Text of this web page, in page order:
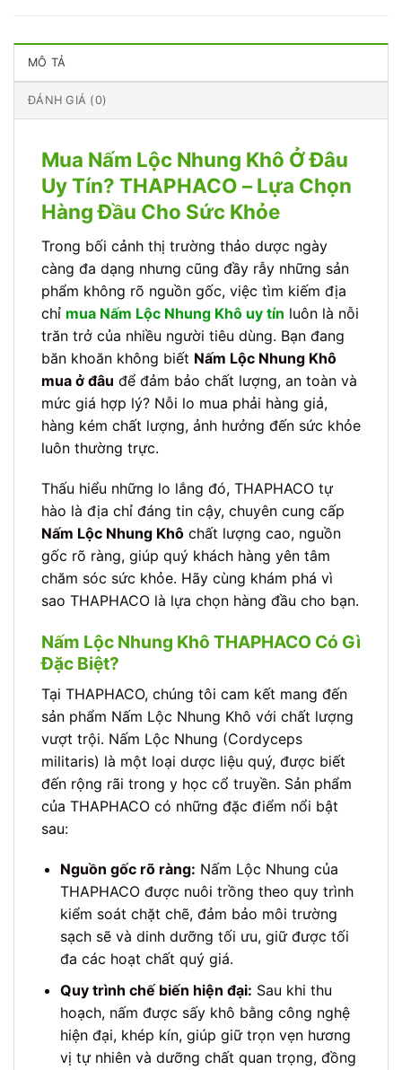
MÔ TẢ
ĐÁNH GIÁ (0)
Mua Nấm Lộc Nhung Khô Ở Đâu
Uy Tín? THAPHACO – Lựa Chọn
Hàng Đầu Cho Sức Khỏe
Trong bối cảnh thị trường thảo dược ngày
càng đa dạng nhưng cũng đầy rẫy những sản
phẩm không rõ nguồn gốc, việc tìm kiếm địa
chỉ mua Nấm Lộc Nhung Khô uy tín luôn là nỗi
trăn trở của nhiều người tiêu dùng. Bạn đang
băn khoăn không biết Nấm Lộc Nhung Khô
mua ở đâu để đảm bảo chất lượng, an toàn và
mức giá hợp lý? Nỗi lo mua phải hàng giả,
hàng kém chất lượng, ảnh hưởng đến sức khỏe
luôn thường trực.
Thấu hiểu những lo lắng đó, THAPHACO tự
hào là địa chỉ đáng tin cậy, chuyên cung cấp
Nấm Lộc Nhung Khô chất lượng cao, nguồn
gốc rõ ràng, giúp quý khách hàng yên tâm
chăm sóc sức khỏe. Hãy cùng khám phá vì
sao THAPHACO là lựa chọn hàng đầu cho bạn.
Nấm Lộc Nhung Khô THAPHACO Có Gì
Đặc Biệt?
Tại THAPHACO, chúng tôi cam kết mang đến
sản phẩm Nấm Lộc Nhung Khô với chất lượng
vượt trội. Nấm Lộc Nhung (Cordyceps
militaris) là một loại dược liệu quý, được biết
đến rộng rãi trong y học cổ truyền. Sản phẩm
của THAPHACO có những đặc điểm nổi bật
sau:
Nguồn gốc rõ ràng: Nấm Lộc Nhung của
THAPHACO được nuôi trồng theo quy trình
kiểm soát chặt chẽ, đảm bảo môi trường
sạch sẽ và dinh dưỡng tối ưu, giữ được tối
đa các hoạt chất quý giá.
Quy trình chế biến hiện đại: Sau khi thu
hoạch, nấm được sấy khô bằng công nghệ
hiện đại, khép kín, giúp giữ trọn vẹn hương
vị tự nhiên và dưỡng chất quan trọng, đồng